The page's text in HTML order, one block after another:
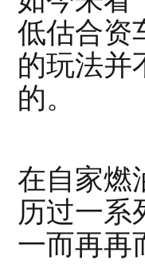
低估合资
的玩法并
的。
在自家燃
历过一系
一而再再